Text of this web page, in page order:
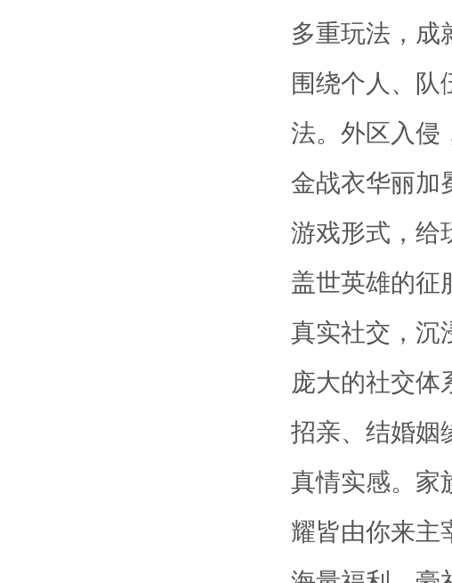
多重玩法，成
围绕个人、队
法。外区入侵
金战衣华丽加
游戏形式，给
盖世英雄的征
真实社交，沉
庞大的社交
招亲、结婚姻
真情实感。家
耀皆由你来主